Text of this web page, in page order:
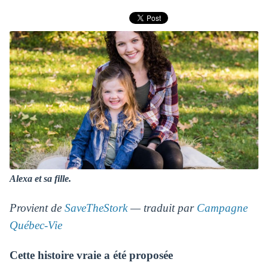
Alexa et sa fille.
Provient de SaveTheStork— traduit par Campagne
Québec-Vie
Cette histoire vraie a été proposée